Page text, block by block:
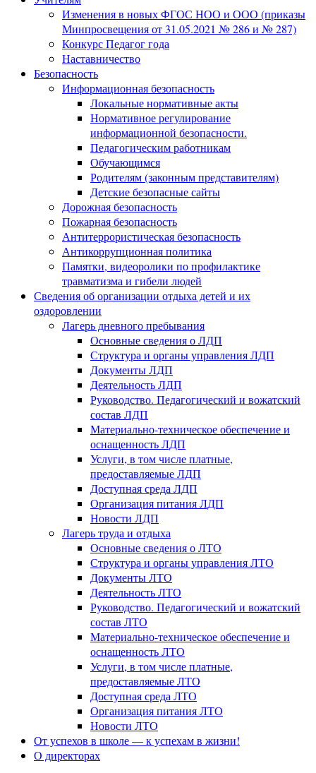
Изменения в новых ФГОС НОО и ООО (приказы
Минпросвещения от 31.05.2021 № 286 и № 287)
Конкурс Педагог года
Наставничество
Безопасность
Информационная безопасность
Локальные нормативные акты
Нормативное регулирование
информационной безопасности.
Педагогическим работникам
Обучающимся
Родителям (законным представителям)
Детские безопасные сайты
Дорожная безопасность
Пожарная безопасность
Антитеррористическая безопасность
Антикоррупционная политика
Памятки, видеоролики по профилактике
травматизма и гибели людей
Сведения об организации отдыха детей и их
оздоровлении
Лагерь дневного пребывания
Основные сведения о ЛДП
Структура и органы управления ЛДП
Документы ЛДП
Деятельность ЛДП
Руководство. Педагогический и вожатский
состав ЛДП
Материально-техническое обеспечение и
оснащенность ЛДП
Услуги, в том числе платные,
предоставляемые ЛДП
Доступная среда ЛДП
Организация питания ЛДП
Новости ЛДП
Лагерь труда и отдыха
Основные сведения о ЛТО
Структура и органы управления ЛТО
Документы ЛТО
Деятельность ЛТО
Руководство. Педагогический и вожатский
состав ЛТО
Материально-техническое обеспечение и
оснащенность ЛТО
Услуги, в том числе платные,
предоставляемые ЛТО
Доступная среда ЛТО
Организация питания ЛТО
Новости ЛТО
От успехов в школе — к успехам в жизни!
О директорах